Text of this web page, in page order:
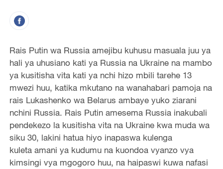
Rais Putin wa Russia amejibu kuhusu masuala juu ya
hali ya uhusiano kati ya Russia na Ukraine na mambo
ya kusitisha vita kati ya nchi hizo mbili tarehe 13
mwezi huu, katika mkutano na wanahabari pamoja na
rais Lukashenko wa Belarus ambaye yuko ziarani
nchini Russia. Rais Putin amesema Russia inakubali
pendekezo la kusitisha vita na Ukraine kwa muda wa
siku 30, lakini hatua hiyo inapaswa kulenga
kuleta amani ya kudumu na kuondoa vyanzo vya
kimsingi vya mgogoro huu, na haipaswi kuwa nafasi